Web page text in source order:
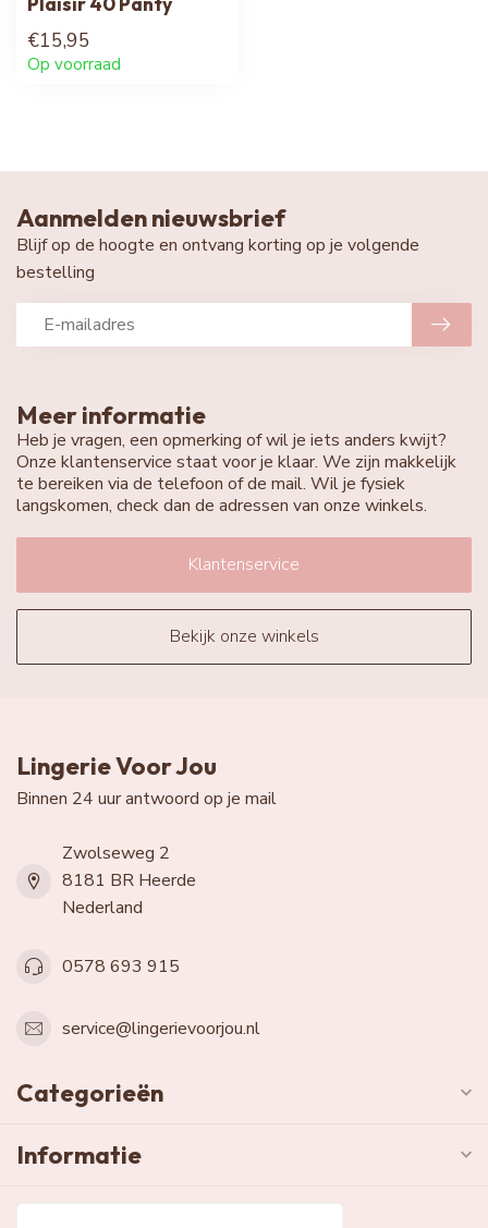
€15,95
Op voorraad
Meer informatie
Heb je vragen, een opmerking of wil je iets anders kwijt?
Onze klantenservice staat voor je klaar. We zijn makkelijk
te bereiken via de telefoon of de mail. Wil je fysiek
langskomen, check dan de adressen van onze winkels.
Klantenservice
Bekijk onze winkels
Aanmelden nieuwsbrief
Blijf op de hoogte en ontvang korting op je volgende
bestelling
Lingerie Voor Jou
Binnen 24 uur antwoord op je mail
Zwolseweg 2
8181 BR Heerde
Nederland
0578 693 915
service@lingerievoorjou.nl
Categorieën
Informatie